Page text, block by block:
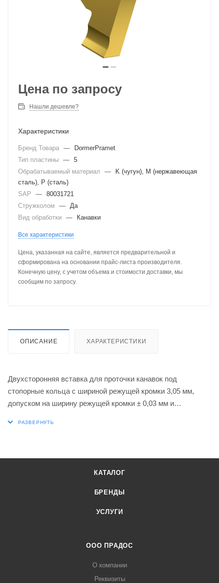
Цена по запросу
Нашли дешевле?
Характеристики
Бренд Товара —
DormerPramet
Тип пластины — 5
Обрабатываемый материал
—
K (чугун), M (нержавеющая
сталь), P (сталь)
SAP
— 80031721
Стружколом
— Да
Вид обработки — Канавки
Все характеристики
Цена, указанная на сайте, является предварительной и
сформирована на основании прайс-листа производителя.
Конечную цену, с учетом объема и стоимости доставки, мы
сообщим по запросу.
ОПИСАНИЕ ХАРАКТЕРИСТИКИ
Двухсторонняя вставка для проточки канавок под
стопорные кольца с шириной режущей кромки 3,05 мм,
допуском на ширину режущей кромки ± 0,03 мм и
КАТАЛОГ
БРЕНДЫ
УСЛУГИ
ООО ПРАДОС
О компании
Реквизиты